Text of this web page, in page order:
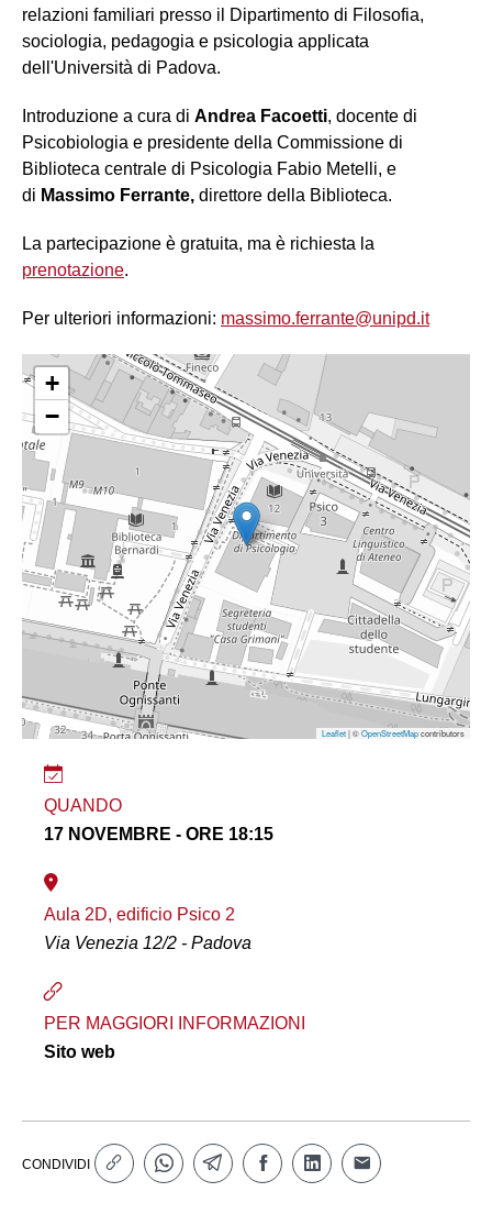
relazioni familiari presso il Dipartimento di Filosofia,
sociologia, pedagogia e psicologia applicata
dell'Università di Padova.
Introduzione a cura di Andrea Facoetti, docente di
Psicobiologia e presidente della Commissione di
Biblioteca centrale di Psicologia Fabio Metelli, e
di Massimo Ferrante, direttore della Biblioteca.
La partecipazione è gratuita, ma è richiesta la
prenotazione.
Per ulteriori informazioni: massimo.ferrante@unipd.it
+
−
Leaflet| ©OpenStreetMapcontributors
QUANDO
17 NOVEMBRE - ORE 18:15
Aula 2D, edificio Psico 2
Via Venezia 12/2 - Padova
PER MAGGIORI INFORMAZIONI
Sito web
CONDIVIDI